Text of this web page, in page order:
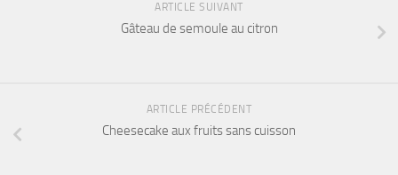
ARTICLE SUIVANT
Gâteau de semoule au citron
ARTICLE PRÉCÉDENT
Cheesecake aux fruits sans cuisson